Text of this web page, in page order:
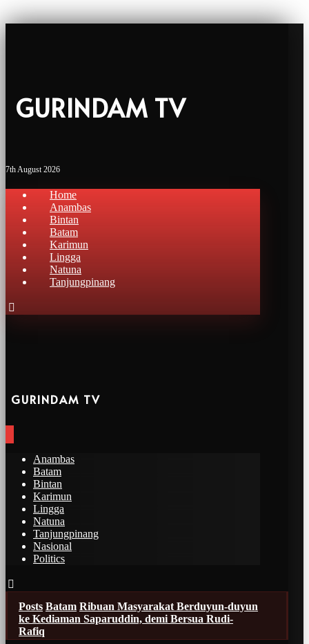
GURINDAM TV
7th August 2026
Home
Anambas
Bintan
Batam
Karimun
Lingga
Natuna
Tanjungpinang
GURINDAM TV
Anambas
Batam
Bintan
Karimun
Lingga
Natuna
Tanjungpinang
Nasional
Politics
Posts Batam Ribuan Masyarakat Berduyun-duyun
ke Kediaman Saparuddin, demi Bersua Rudi-
Rafiq